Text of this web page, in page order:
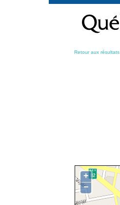
contenu
Retour aux résultats
+
−